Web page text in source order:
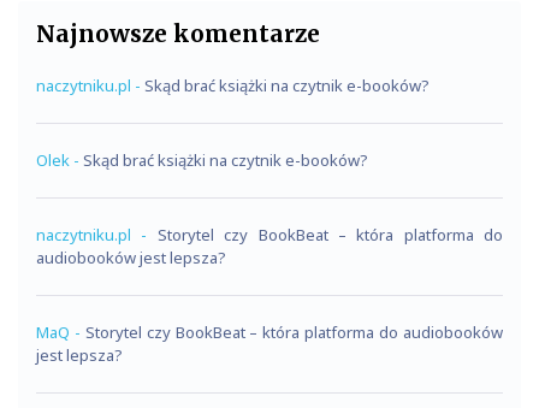
Najnowsze komentarze
naczytniku.pl - Skąd brać książki na czytnik e-booków?
Olek - Skąd brać książki na czytnik e-booków?
naczytniku.pl - Storytel czy BookBeat – która platforma do
audiobooków jest lepsza?
MaQ - Storytel czy BookBeat – która platforma do audiobooków
jest lepsza?